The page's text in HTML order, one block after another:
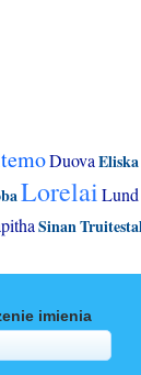
DuovaEliska
LorelaiLund
Sinan
imienia